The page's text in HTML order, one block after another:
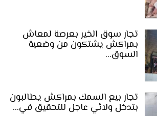
تجار سوق الخير بعرصة لمعاش
بمراكش يشتكون من وضعية
السوق…
تجار بيع السمك بمراكش يطالبون
بتدخل ولائي عاجل للتحقيق في…